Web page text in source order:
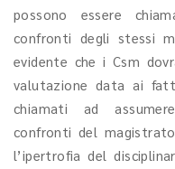
possono essere
confronti degli stessi
evidente che i Csm
valutazione data ai
chiamati ad
confronti del
l’ipertrofia del